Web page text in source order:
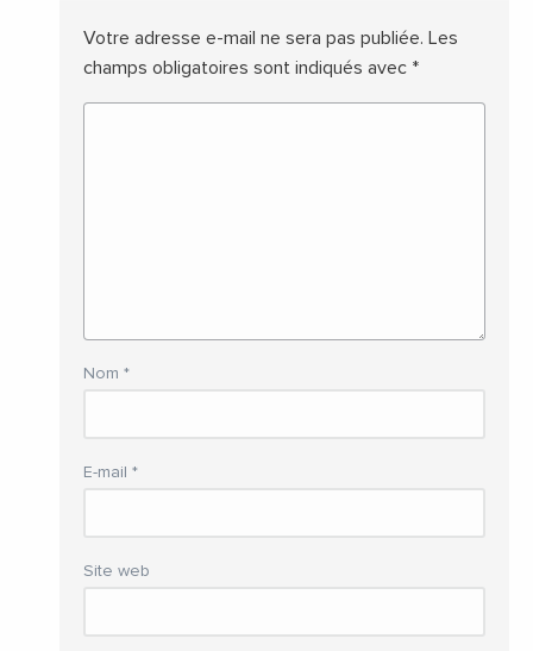
Votre adresse e-mail ne sera pas publiée. Les
champs obligatoires sont indiqués avec *
Nom *
E-mail *
Site web